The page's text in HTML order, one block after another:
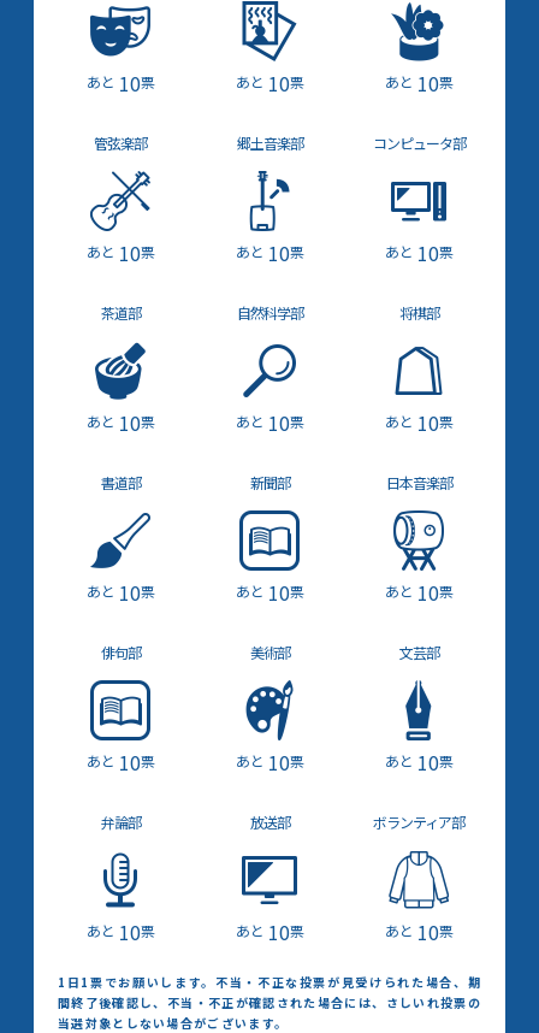
10票 10票 10票
管弦楽部
10票
郷土音楽部
10票
コンピュータ部
10票
茶道部
10票
自然科学部
10票
将棋部
10票
書道部
10票
新聞部
10票
日本音楽部
10票
俳句部
10票
美術部
10票
文芸部
10票
弁論部
10票
放送部
10票
ボランティア部
10票
1日1票でお願いします。不当・不正な投票が見受けられた場合、期
間終了後確認し、 不当・不正が確認された場合には、さしいれ投票の
当選対象としない場合がございます。